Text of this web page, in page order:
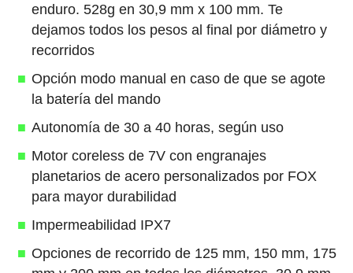
enduro. 528g en 30,9 mm x 100 mm. Te
dejamos todos los pesos al final por diámetro y
recorridos
Opción modo manual en caso de que se agote
la batería del mando
Autonomía de 30 a 40 horas, según uso
Motor coreless de 7V con engranajes
planetarios de acero personalizados por FOX
para mayor durabilidad
Impermeabilidad IPX7
Opciones de recorrido de 125 mm, 150 mm, 175